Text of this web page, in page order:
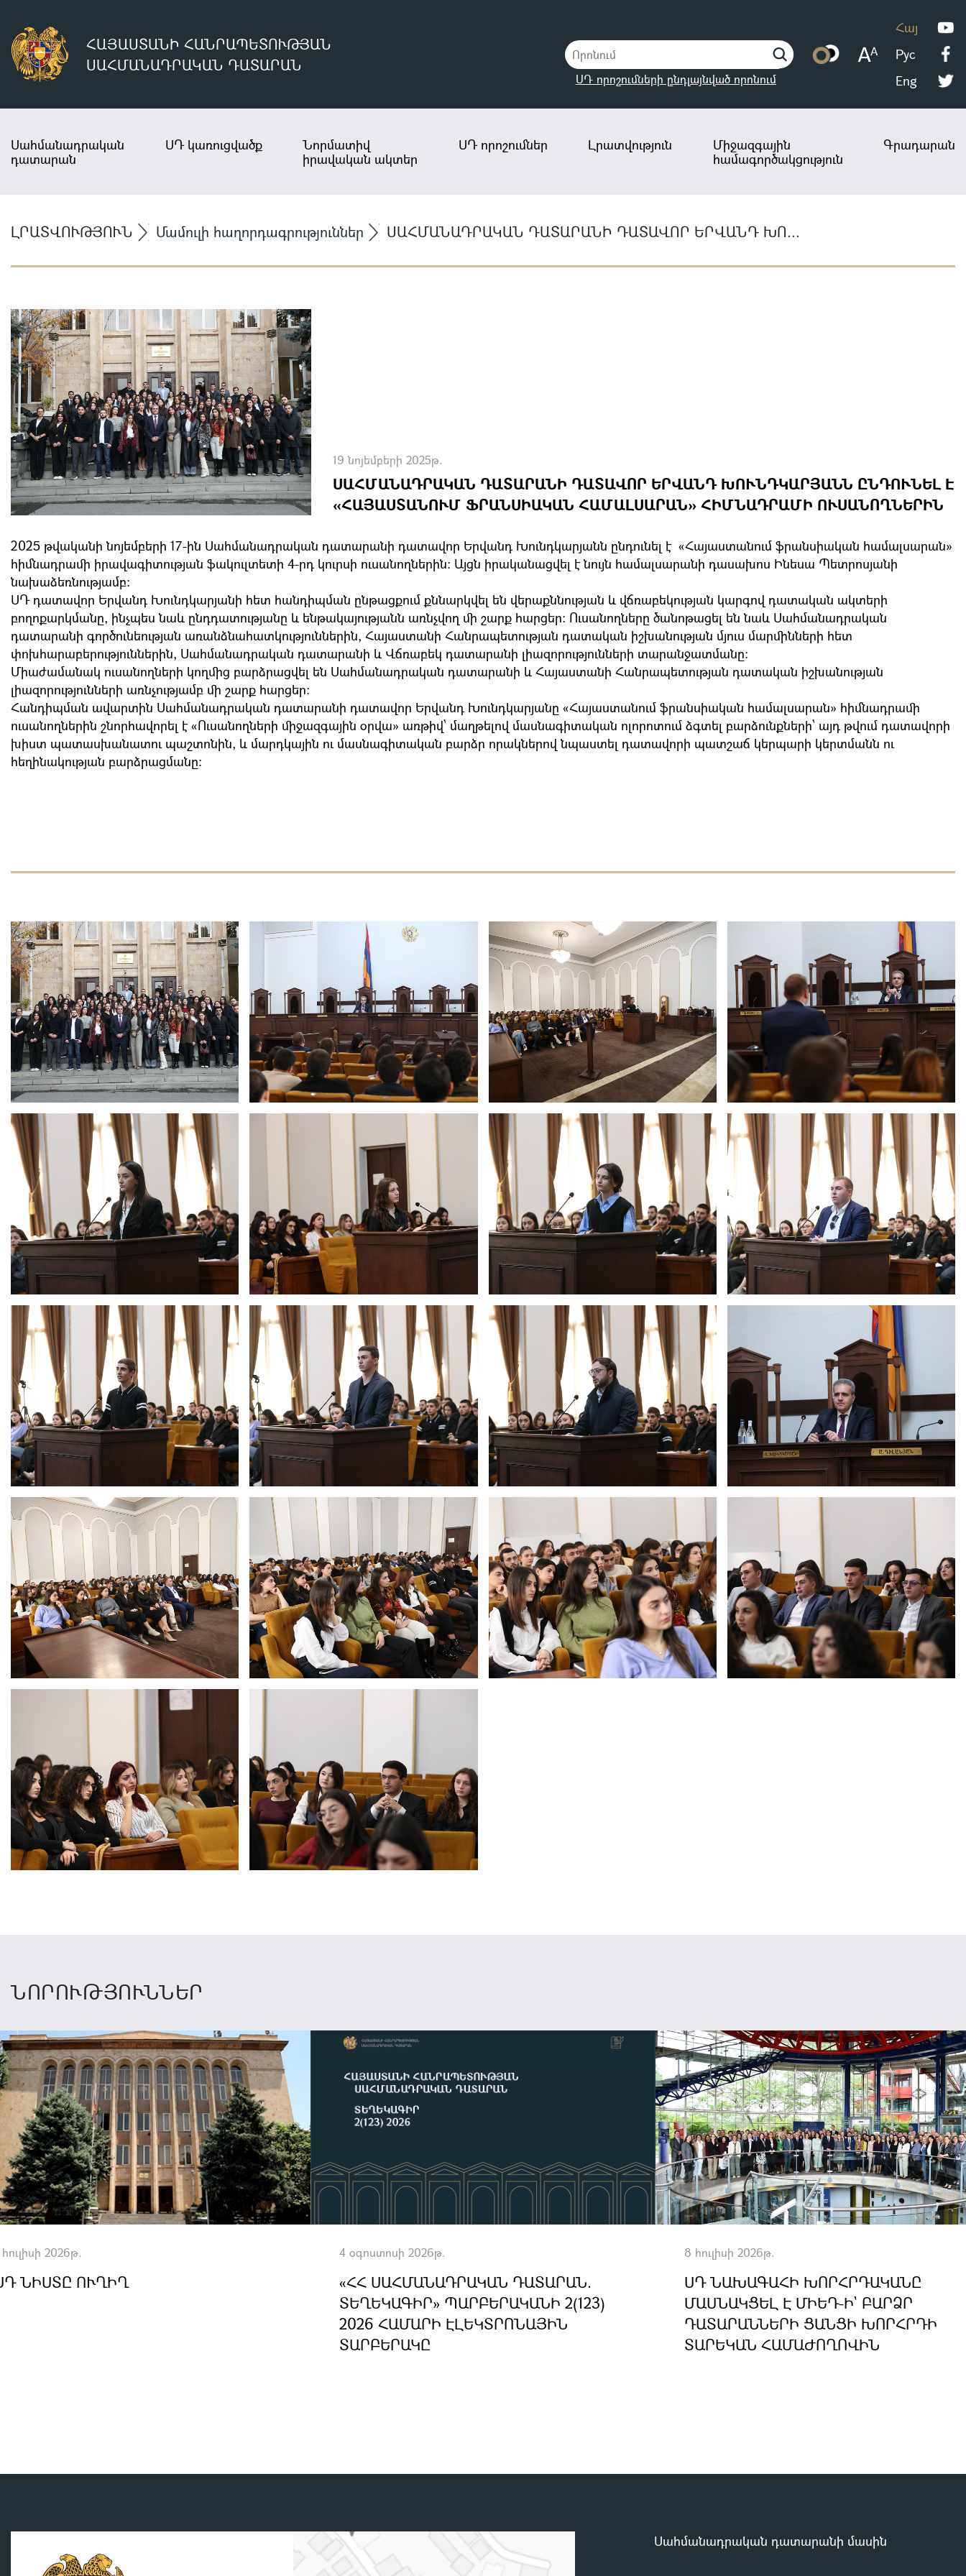
ՀԱՅԱՍՏԱՆԻ ՀԱՆՐԱՊԵՏՈՒԹՅԱՆ
ՍԱՀՄԱՆԱԴՐԱԿԱՆ ԴԱՏԱՐԱՆ
ՍԴ որոշումների ընդլայնված որոնում
Հայ
Рус
Eng
Սահմանադրական
դատարան
ՍԴ կառուցվածք
Նորմատիվ
իրավական ակտեր
ՍԴ որոշումներ Լրատվություն
Միջազգային
համագործակցություն
Գրադարան
ԼՐԱՏՎՈՒԹՅՈՒՆ Մամուլի հաղորդագրություններ ՍԱՀՄԱՆԱԴՐԱԿԱՆ ԴԱՏԱՐԱՆԻ ԴԱՏԱՎՈՐ ԵՐՎԱՆԴ ԽՈ...
19 նոյեմբերի 2025թ.
ՍԱՀՄԱՆԱԴՐԱԿԱՆ ԴԱՏԱՐԱՆԻ ԴԱՏԱՎՈՐ ԵՐՎԱՆԴ ԽՈՒՆԴԿԱՐՅԱՆՆ ԸՆԴՈՒՆԵԼ Է
«ՀԱՅԱՍՏԱՆՈՒՄ ՖՐԱՆՍԻԱԿԱՆ ՀԱՄԱԼՍԱՐԱՆ» ՀԻՄՆԱԴՐԱՄԻ ՈՒՍԱՆՈՂՆԵՐԻՆ
2025 թվականի նոյեմբերի 17-ին Սահմանադրական դատարանի դատավոր Երվանդ Խունդկարյանն ընդունել է «Հայաստանում ֆրանսիական համալսարան»
հիմնադրամի իրավագիտության ֆակուլտետի 4-րդ կուրսի ուսանողներին։ Այցն իրականացվել է նույն համալսարանի դասախոս Ինեսա Պետրոսյանի
նախաձեռնությամբ:
ՍԴ դատավոր Երվանդ Խունդկարյանի հետ հանդիպման ընթացքում քննարկվել են վերաքննության և վճռաբեկության կարգով դատական ակտերի
բողոքարկմանը, ինչպես նաև ընդդատությանը և ենթակայությանն առնչվող մի շարք հարցեր։ Ուսանողները ծանոթացել են նաև Սահմանադրական
դատարանի գործունեության առանձնահատկություններին, Հայաստանի Հանրապետության դատական իշխանության մյուս մարմինների հետ
փոխհարաբերություններին, Սահմանադրական դատարանի և Վճռաբեկ դատարանի լիազորությունների տարանջատմանը։
Միաժամանակ ուսանողների կողմից բարձրացվել են Սահմանադրական դատարանի և Հայաստանի Հանրապետության դատական իշխանության
լիազորությունների առնչությամբ մի շարք հարցեր։
Հանդիպման ավարտին Սահմանադրական դատարանի դատավոր Երվանդ Խունդկարյանը «Հայաստանում ֆրանսիական համալսարան» հիմնադրամի
ուսանողներին շնորհավորել է «Ուսանողների միջազգային օրվա» առթիվ՝ մաղթելով մասնագիտական ոլորոտում ձգտել բարձունքների՝ այդ թվում դատավորի
խիստ պատասխանատու պաշտոնին, և մարդկային ու մասնագիտական բարձր որակներով նպաստել դատավորի պատշաճ կերպարի կերտմանն ու
հեղինակության բարձրացմանը:
ՆՈՐՈՒԹՅՈՒՆՆԵՐ
հուլիսի 2026թ.
ՆԻՍՏԸ ՈՒՂԻՂ
4 օգոստոսի 2026թ.
«ՀՀ ՍԱՀՄԱՆԱԴՐԱԿԱՆ ԴԱՏԱՐԱՆ.
ՏԵՂԵԿԱԳԻՐ» ՊԱՐԲԵՐԱԿԱՆԻ 2(123)
2026 ՀԱՄԱՐԻ ԷԼԵԿՏՐՈՆԱՅԻՆ
ՏԱՐԲԵՐԱԿԸ
8 հուլիսի 2026թ.
ՍԴ ՆԱԽԱԳԱՀԻ ԽՈՐՀՐԴԱԿԱՆԸ
ՄԱՍՆԱԿՑԵԼ Է ՄԻԵԴ-Ի` ԲԱՐՁՐ
ԴԱՏԱՐԱՆՆԵՐԻ ՑԱՆՑԻ ԽՈՐՀՐԴԻ
ՏԱՐԵԿԱՆ ՀԱՄԱԺՈՂՈՎԻՆ
Սահմանադրական դատարանի մասին